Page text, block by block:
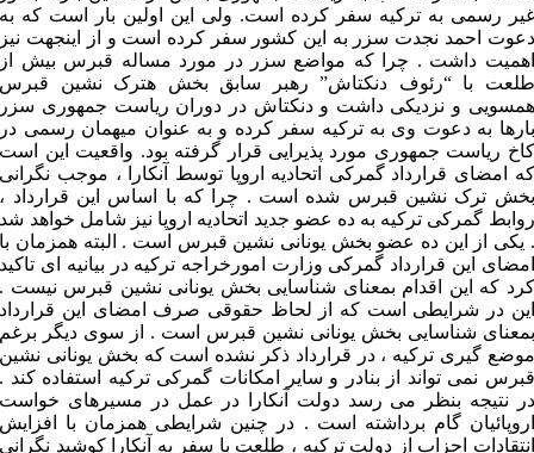
غیر رسمی به ترکیه سفر کرده است. ولی این اولین بار است که به
دعوت احمد نجدت سزر به این کشور سفر ‌کرده است و از اینجهت نیز
اهمیت داشت . چرا که مواضع سزر در مورد مساله قبرس بیش از
طلعت با “رئوف دنکتاش” رهبر سابق بخش هترک نشین قبرس
همسویی و نزدیکی داشت و دنکتاش در دوران ریاست جمهوری سزر
بارها به دعوت وی به ترکیه سفر کرده و به عنوان میهمان رسمی در
کاخ ریاست جمهوری مورد پذیرایی قرار گرفته بود. واقعیت این است
که امضای قرارداد گمرکی اتحادیه اروپا توسط آنکارا ، موجب نگرانی
بخش ترک نشین قبرس شده است . چرا که با اساس این قرارداد ،
روابط گمرکی ترکیه به ده عضو جدید اتحادیه اروپا نیز شامل خواهد شد
. یکی از این ده عضو بخش یونانی نشین قبرس است . البته همزمان با
امضای این قرارداد گمرکی وزارت امورخراجه ترکیه در بیانیه ای تاکید
کرد که این اقدام بمعنای شناسایی بخش یونانی نشین قبرس نیست .
این در شرایطی است که از لحاظ حقوقی صرف امضای این قرارداد
بمعنای شناسایی بخش یونانی نشین قبرس است . از سوی دیگر برغم
موضع گیری ترکیه ، در قرارداد ذکر نشده است که بخش یونانی نشین
قبرس نمی تواند از بنادر و سایر امکانات گمرکی ترکیه استفاده کند .
در نتیجه بنظر می رسد دولت آنکارا در عمل در مسیرهای خواست
اروپائیان گام برداشته است . در چنین شرایطی همزمان با افزایش
انتقادات احزاب از دولت ترکیه ، طلعت با سفر به آنکارا کوشید نگرانی